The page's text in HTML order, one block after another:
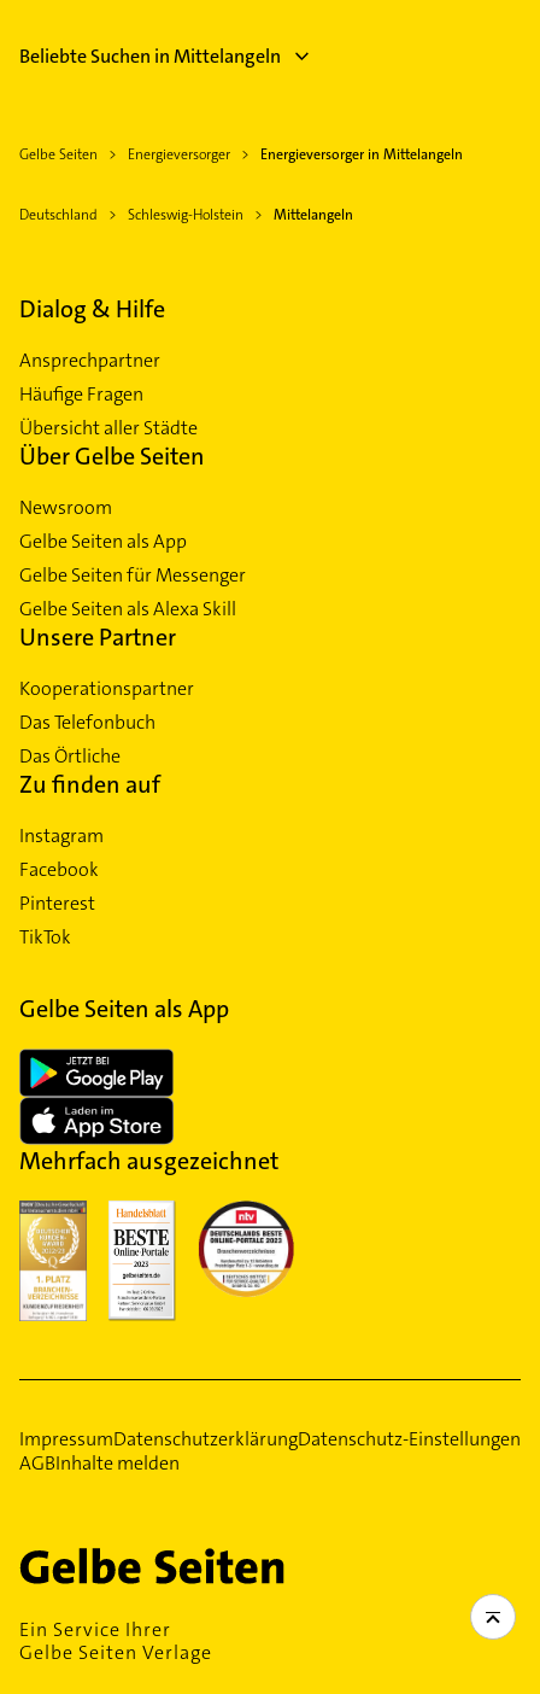
Beliebte Suchen in Mittelangeln
Gelbe Seiten Energieversorger Energieversorger in Mittelangeln
Deutschland Schleswig-Holstein Mittelangeln
Dialog & Hilfe
Ansprechpartner
Häufige Fragen
Übersicht aller Städte
Über Gelbe Seiten
Newsroom
Gelbe Seiten als App
Gelbe Seiten für Messenger
Gelbe Seiten als Alexa Skill
Unsere Partner
Kooperationspartner
Das Telefonbuch
Das Örtliche
Zu finden auf
Instagram
Facebook
Pinterest
TikTok
Gelbe Seiten als App
Mehrfach ausgezeichnet
ImpressumDatenschutzerklärungDatenschutz-Einstellungen
AGBInhalte melden
Ein Service Ihrer
Gelbe Seiten Verlage